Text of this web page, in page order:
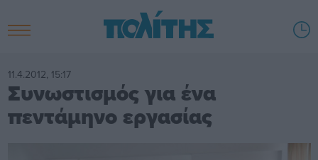
11.4.2012, 15:17
Συνωστισμός για ένα
πεντάμηνο εργασίας